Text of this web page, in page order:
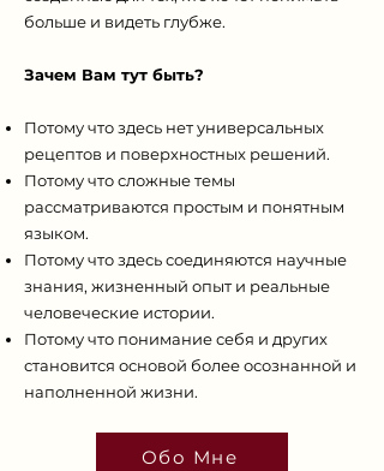
больше и видеть глубже.
Зачем Вам тут быть?
Потому что здесь нет универсальных
рецептов и поверхностных решений.
Потому что сложные темы
рассматриваются простым и понятным
языком.
Потому что здесь соединяются научные
знания, жизненный опыт и реальные
человеческие истории.
Потому что понимание себя и других
становится основой более осознанной и
наполненной жизни.
Обо Мне